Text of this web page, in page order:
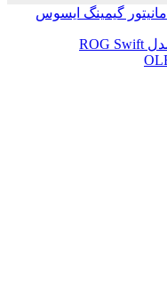
مانیتور گیمینگ ایسوس